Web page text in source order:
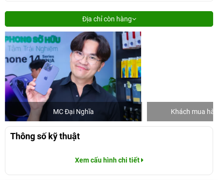
Địa chỉ còn hàng
MC Đại Nghĩa Khách mua
Thông số kỹ thuật
Xem cấu hình chi tiết